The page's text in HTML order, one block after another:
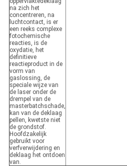
na zich het
concentreren, na
luchtcontact, is er
een reeks complexe
fotochemische
reacties, is de
oxydatie, het
definitieve
reactieproduct in de
vorm van
gaslossing, de
speciale wijze van
de laser onder de
drempel van de
masterbatchschade,
kan van de deklaag
pellen, kwetste niet
de grondstof.
Hoofdzakelijk
gebruikt voor
verfverwijdering en
deklaag het ontdoen
van.